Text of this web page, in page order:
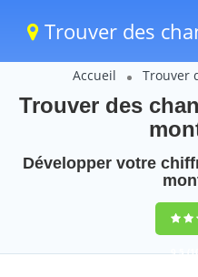
Trouver des
Accueil Trouver
Trouver des
Développer votre
9,5